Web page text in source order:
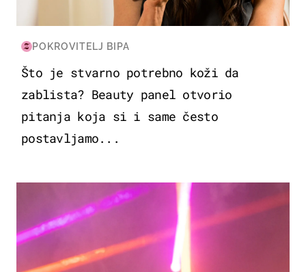
POKROVITELJ BIPA
Što je stvarno potrebno koži da
zablista? Beauty panel otvorio
pitanja koja si i same često
postavljamo...
KULTURA & ZABAVA